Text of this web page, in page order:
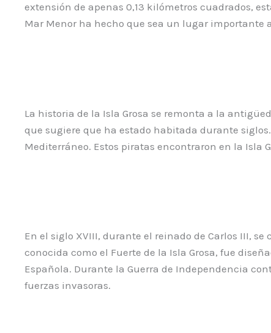
extensión de apenas 0,13 kilómetros cuadrados,
Mar Menor ha hecho que sea un lugar importante
La historia de la Isla Grosa se remonta a la
que sugiere que ha estado habitada durante
Mediterráneo. Estos piratas encontraron en la Isla
En el siglo XVIII, durante el reinado de Carlos III,
conocida como el Fuerte de la Isla Grosa, fue
Española. Durante la Guerra de Independencia
fuerzas invasoras.